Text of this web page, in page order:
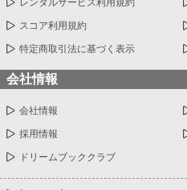
スコア利用規約
特定商取引法に基づく表示
会社情報
会社情報
採用情報
ドリームブッククラブ